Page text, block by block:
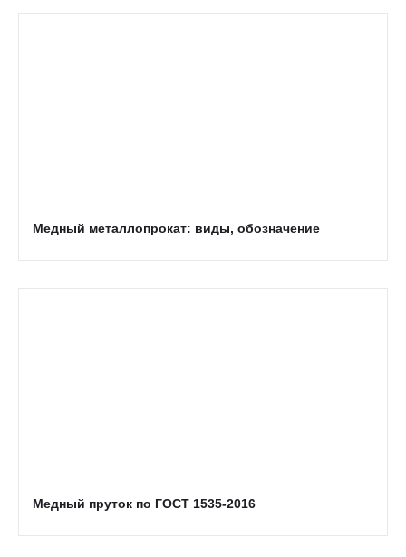
Медный металлопрокат: виды, обозначение
Медный пруток по ГОСТ 1535-2016